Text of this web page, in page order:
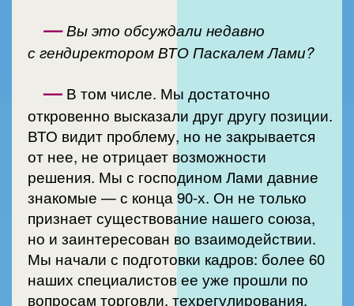
—Вы это обсуждали недавно
с гендиректором ВТО Паскалем Лами?
— В том числе. Мы достаточно
откровенно высказали друг другу позиции.
ВТО видит проблему, но не закрывается
от нее, не отрицает возможности
решения. Мы с господином Лами давние
знакомые — с конца 90-х. Он не только
признает существование нашего союза,
но и заинтересован во взаимодействии.
Мы начали с подготовки кадров: более 60
наших специалистов ее уже прошли по
вопросам торговли, техрегулирования,